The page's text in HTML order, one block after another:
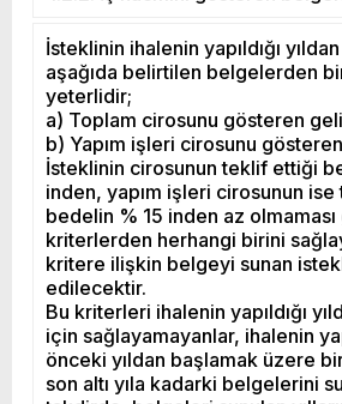
İsteklinin ihalenin yapıldığı
aşağıda belirtilen belgelerden
yeterlidir;
a) Toplam cirosunu gösteren
b) Yapım işleri cirosunu
İsteklinin cirosunun teklif ettiği
inden, yapım işleri cirosunun
bedelin % 15 inden az
kriterlerden herhangi birini
kritere ilişkin belgeyi sunan
edilecektir.
Bu kriterleri ihalenin yapıldığı
için sağlayamayanlar, ihalenin
önceki yıldan başlamak üzere
son altı yıla kadarki belgelerini